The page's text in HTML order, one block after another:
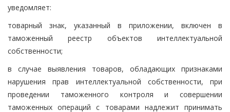
уведомляет:
товарный знак, указанный в приложении, включен в
таможенный реестр объектов интеллектуальной
собственности;
в случае выявления товаров, обладающих признаками
нарушения прав интеллектуальной собственности, при
проведении таможенного контроля и совершении
таможенных операций с товарами надлежит принимать